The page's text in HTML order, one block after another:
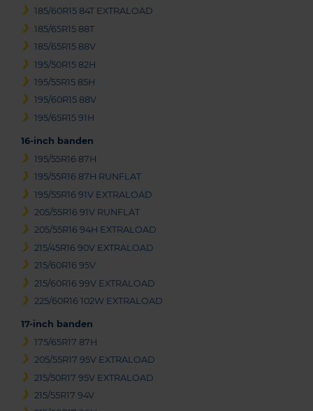
185/60R15 84T EXTRALOAD
185/65R15 88T
185/65R15 88V
195/50R15 82H
195/55R15 85H
195/60R15 88V
195/65R15 91H
16-inch banden
195/55R16 87H
195/55R16 87H RUNFLAT
195/55R16 91V EXTRALOAD
205/55R16 91V RUNFLAT
205/55R16 94H EXTRALOAD
215/45R16 90V EXTRALOAD
215/60R16 95V
215/60R16 99V EXTRALOAD
225/60R16 102W EXTRALOAD
17-inch banden
175/65R17 87H
205/55R17 95V EXTRALOAD
215/50R17 95V EXTRALOAD
215/55R17 94V